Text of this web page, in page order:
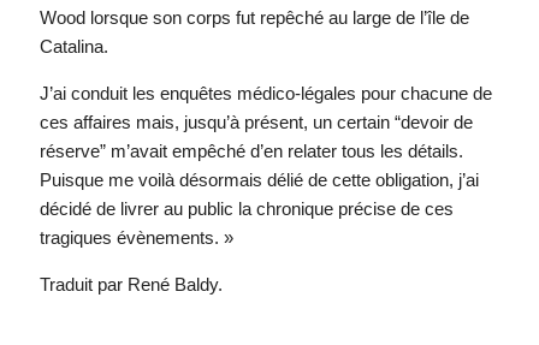
Wood lorsque son corps fut repêché au large de l’île de
Catalina.
J’ai conduit les enquêtes médico-légales pour chacune de
ces affaires mais, jusqu’à présent, un certain “devoir de
réserve” m’avait empêché d’en relater tous les détails.
Puisque me voilà désormais délié de cette obligation, j’ai
décidé de livrer au public la chronique précise de ces
tragiques évènements. »
Traduit par René Baldy.